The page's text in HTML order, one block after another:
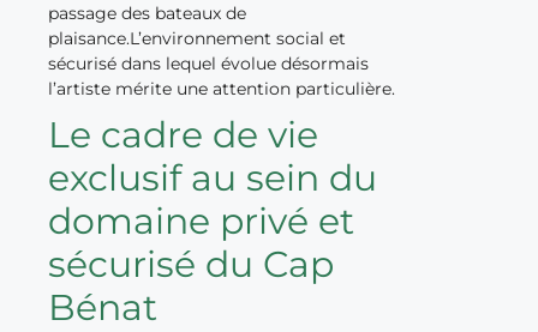
passage des bateaux de
plaisance.L’environnement social et
sécurisé dans lequel évolue désormais
l’artiste mérite une attention particulière.
Le cadre de vie
exclusif au sein du
domaine privé et
sécurisé du Cap
Bénat